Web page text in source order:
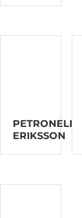
PETRONELLA
ERIKSSON